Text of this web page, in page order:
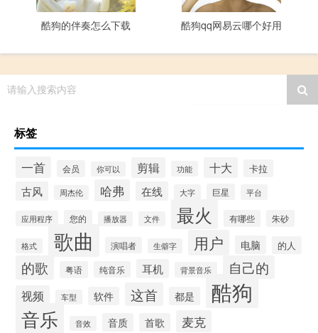
酷狗的伴奏怎么下载 酷狗qq网易云哪个好用
请输入搜索内容
标签
一首 会员 你可以 剪辑 功能 十大 卡拉
古风 周杰伦 哈弗 在线 大字 巨星 平台
应用程序 您的 播放器 文件 最火 有哪些 朱砂
格式 歌曲 演唱者 生僻字 用户 电脑 的人
的歌 粤语 纯音乐 耳机 背景音乐 自己的
视频 车型 软件 这首 都是 酷狗
音乐 音效 音质 首歌 麦克